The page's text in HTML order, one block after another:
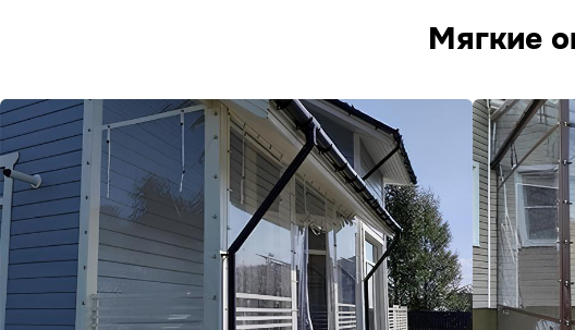
Мягкие